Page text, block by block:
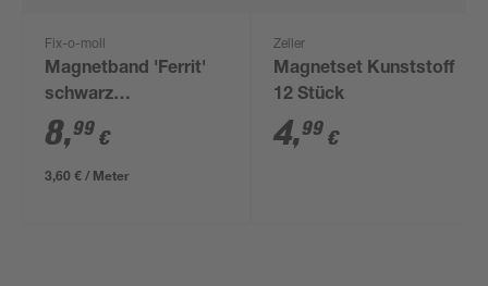
Fix-o-moll
Magnetband 'Ferrit'
schwarz
selbstklebend 2500 x
20 x 2 mm
8,99 €
3,60 € / Meter
Zeller
Magnetset Kunststoff
12 Stück
4,99 €